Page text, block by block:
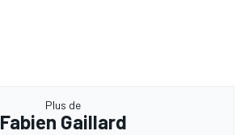
Plus de
Fabien Gaillard